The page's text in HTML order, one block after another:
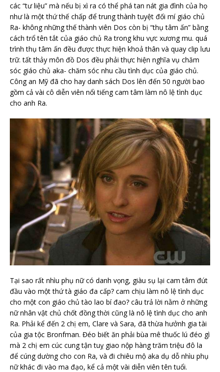
các “tư liệu” mà nếu bị xì ra có thể phá tan nát gia đình của họ
như là một thứ thế chấp để trung thành tuyệt đối mí giáo chủ
Ra- không những thế thành viên Dos còn bị “thụ tâm ấn” bằng
cách trổ tên tắt của giáo chủ Ra trong khu vực xương mu. quá
trình thụ tâm ấn đều được thực hiện khoả thân và quay clip lưu
trữ. tất thảy môn đồ Dos đều phải thực hiện nghĩa vụ chăm
sóc giáo chủ aka- chăm sóc nhu cầu tình dục của giáo chủ.
Công an Mỹ đã cho hay danh sách Dos lên đến 50 người bao
gồm cả vài cô diễn viên nổi tiếng cam tâm làm nô lệ tình dục
cho anh Ra.
Tại sao rất nhìu phụ nữ có danh vọng, giàu sụ lại cam tâm đút
đầu vào một thứ tà giáo đa cấp? cam chịu làm nô lệ tình dục
cho một con giáo chủ tào lao bí đao? câu trả lời nằm ở những
nữ nhân vật chủ chốt đồng thời cũng là nô lệ tình dục cho anh
Ra. Phải kể đến 2 chị em, Clare và Sara, đã thừa hưởnh gia tài
của gia tộc Bronfman. Đéo biết ăn phải bùa mê thuốc lú đéo gì
mà 2 chị em cúc cung tận tuỵ giao nộp hàng trăm triệu đô la
để cúng dường cho con Ra, và đi chiêu mộ aka dụ dỗ nhìu phụ
nữ khác đi vào ma đạo, kể cả một vài diễn viên tên tuổi.